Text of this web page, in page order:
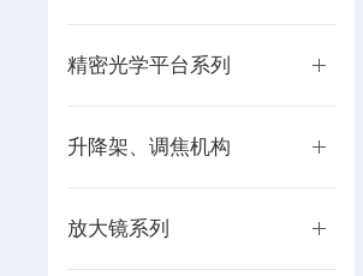
精密光学平台系列
升降架、调焦机构
放大镜系列